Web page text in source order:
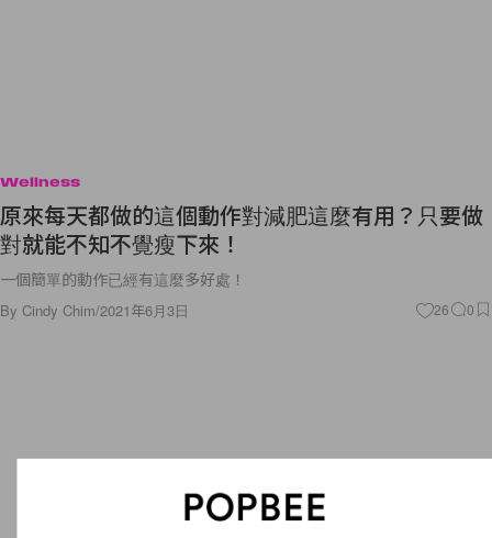
Wellness
原來每天都做的這個動作對減肥這麼有用？只要做
對就能不知不覺瘦下來！
一個簡單的動作已經有這麼多好處！
By Cindy Chim/2021年6月3日 26 0